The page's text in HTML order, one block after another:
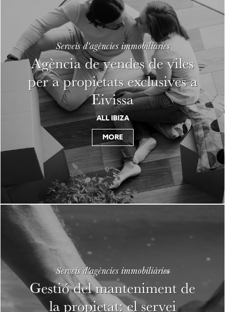
Serveis d'agències immobiliàries
Agència de vendes de viles
per a propietats exclusives a
Eivissa
ALL IBIZA
MORE
Serveis d'agències immobiliàries
Gestió del manteniment de
la propietat: el servei